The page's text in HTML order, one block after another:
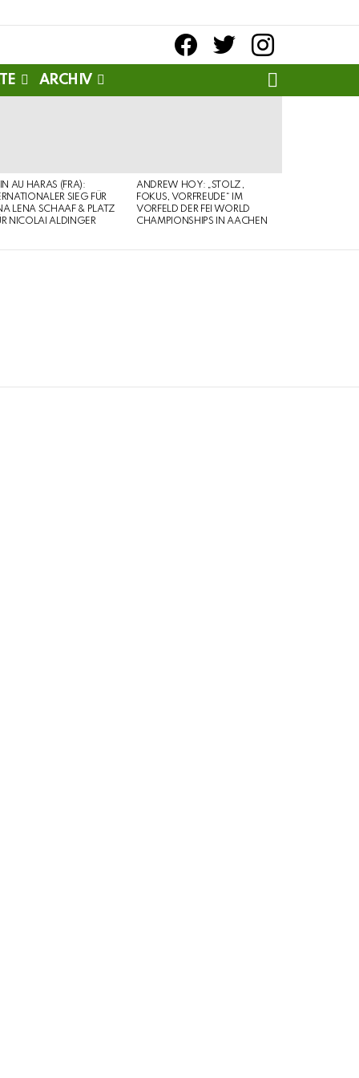
facebooktwitter instagram
ARCHIV
AU HARAS (FRA):
SIEG FÜR
LENA SCHAAF & PLATZ
NICOLAI ALDINGER
ANDREW HOY: „STOLZ,
FOKUS, VORFREUDE“ IM
VORFELD DER FEI WORLD
CHAMPIONSHIPS IN AACHEN